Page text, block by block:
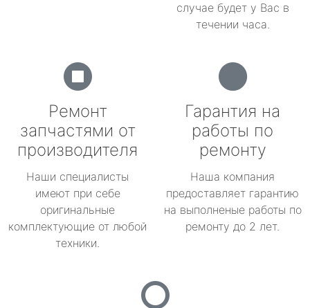
случае будет у Вас в
течении часа.
Ремонт
запчастями от
производителя
Наши специалисты
имеют при себе
оригинальные
комплектующие от любой
техники.
Гарантия на
работы по
ремонту
Наша компания
предоставляет гарантию
на выполненые работы по
ремонту до 2 лет.